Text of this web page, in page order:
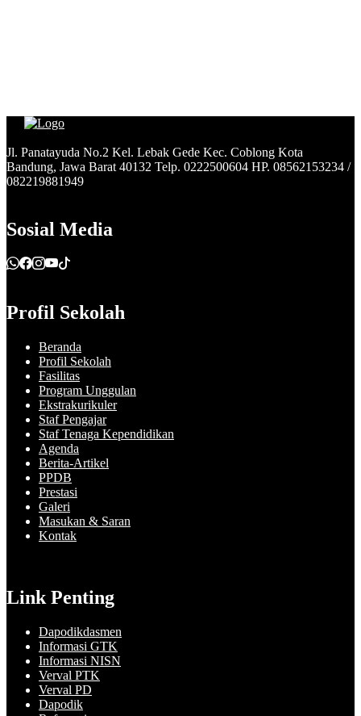
Jl. Panatayuda No.2 Kel. Lebak Gede Kec. Coblong Kota
Bandung, Jawa Barat 40132 Telp. 0222500604 HP. 08562153234 /
082219881949
Sosial Media
Profil Sekolah
Beranda
Profil Sekolah
Fasilitas
Program Unggulan
Ekstrakurikuler
Staf Pengajar
Staf Tenaga Kependidikan
Agenda
Berita-Artikel
PPDB
Prestasi
Galeri
Masukan & Saran
Kontak
Link Penting
Dapodikdasmen
Informasi GTK
Informasi NISN
Verval PTK
Verval PD
Dapodik